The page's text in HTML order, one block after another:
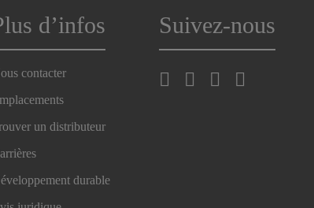
d’infos
contacter
un distributeur
durable
Suivez-nous